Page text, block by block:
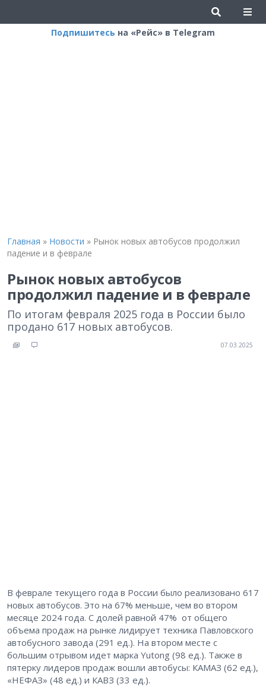
Подпишитесь на «Рейс» в Telegram
Главная » Новости » Рынок новых автобусов продолжил
падение и в феврале
Рынок новых автобусов
продолжил падение и в феврале
По итогам февраля 2025 года в России было
продано 617 новых автобусов.
07.03.2025
В феврале текущего года в России было реализовано 617
новых автобусов. Это на 67% меньше, чем во втором
месяце 2024 года. С долей равной 47% от общего
объема продаж на рынке лидирует техника Павловского
автобусного завода (291 ед.). На втором месте с
большим отрывом идет марка Yutong (98 ед.). Также в
пятерку лидеров продаж вошли автобусы: КАМАЗ (62 ед.),
«НЕФАЗ» (48 ед.) и КАВЗ (33 ед.).